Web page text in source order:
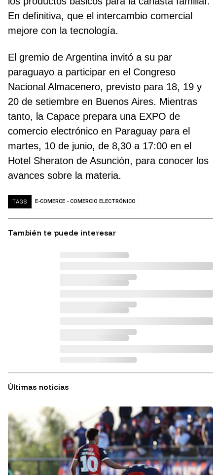
En definitiva, que el intercambio comercial
mejore con la tecnología.
El gremio de Argentina invitó a su par
paraguayo a participar en el Congreso
Nacional Almacenero, previsto para 18, 19 y
20 de setiembre en Buenos Aires. Mientras
tanto, la Capace prepara una EXPO de
comercio electrónico en Paraguay para el
martes, 10 de junio, de 8,30 a 17:00 en el
Hotel Sheraton de Asunción, para conocer los
avances sobre la materia.
TAGS E-COMERCE - COMERCIO ELECTRÓNICO
También te puede interesar
Últimas noticias